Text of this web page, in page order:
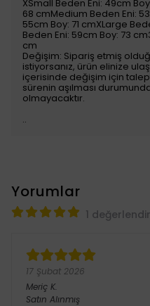
XSmall Beden Eni: 49cm
68 cmMedium Beden Eni:
55cm Boy: 71 cmXLarge
Beden Eni: 59cm Boy: 73
cm
Değişim: Sipariş etmiş
istiyorsanız, ürün elinize
içerisinde değişim için
sürenin aşılması
olmayacaktır.
..
Yorumlar
1
17 Şubat 2026
Meriç K.
Satın Alınmış